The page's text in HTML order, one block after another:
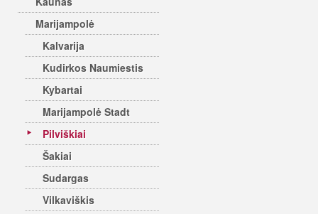
Marijampolė
Kalvarija
Kudirkos Naumiestis
Kybartai
Marijampolė Stadt
Pilviškiai
Šakiai
Sudargas
Vilkaviškis